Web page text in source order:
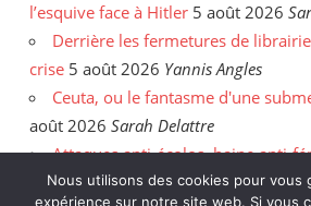
l’esquive face à Hitler 5 août 2026
Derrière les fermetures de
crise 5 août 2026 Yannis Angles
Ceuta, ou le fantasme d'une
août 2026 Sarah Delattre
Attaques anti-écolos, haine anti-
face aux incendies, les délires de
Nous utilisons des cookies pour vous
expérience sur notre site web. Si vous